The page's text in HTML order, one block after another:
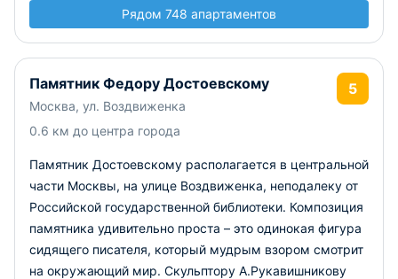
Рядом 748 апартаментов
Памятник Федору Достоевскому
Москва, ул. Воздвиженка
0.6 км до центра города
5
Памятник Достоевскому располагается в центральной
части Москвы, на улице Воздвиженка, неподалеку от
Российской государственной библиотеки. Композиция
памятника удивительно проста – это одинокая фигура
сидящего писателя, который мудрым взором смотрит
на окружающий мир. Скульптору А.Рукавишникову